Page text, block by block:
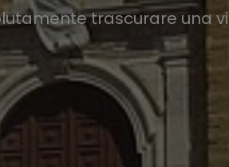
trascurare una